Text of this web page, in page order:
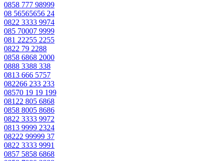
0858 777 98999
08 56565656 24
0822 3333 9974
085 70007 9999
081 22255 2255
0822 79 2288
0858 6868 2000
0888 3388 338
0813 666 5757
082266 233 233
08570 19 19 199
08122 805 6868
0858 8005 8686
0822 3333 9972
0813 9999 2324
08222 99999 37
0822 3333 9991
0857 5858 6868